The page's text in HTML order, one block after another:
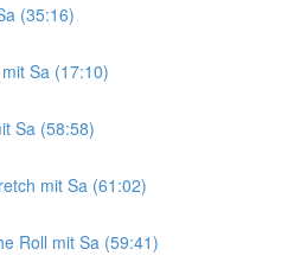
(35:16)
Sa (17:10)
Sa (58:58)
mit Sa (61:02)
Roll mit Sa (59:41)